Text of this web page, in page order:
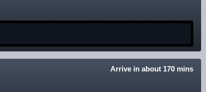
Disclaimer
Arrive in about 170 mins